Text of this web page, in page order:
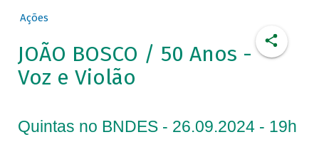
Ações
JOÃO BOSCO / 50 Anos -
Voz e Violão
Quintas no BNDES - 26.09.2024 - 19h